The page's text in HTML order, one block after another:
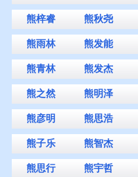
熊梓睿 熊秋尧
熊雨林 熊发能
熊青林 熊发杰
熊之然 熊明泽
熊彦明 熊思浩
熊子乐 熊智杰
熊思行 熊宇哲